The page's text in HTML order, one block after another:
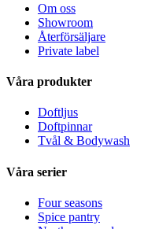
Om oss
Showroom
Återförsäljare
Private label
Våra produkter
Doftljus
Doftpinnar
Tvål & Bodywash
Våra serier
Four seasons
Spice pantry